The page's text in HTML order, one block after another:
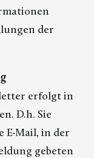
der
erfolgt in
D.h. Sie
E-Mail, in der
gebeten